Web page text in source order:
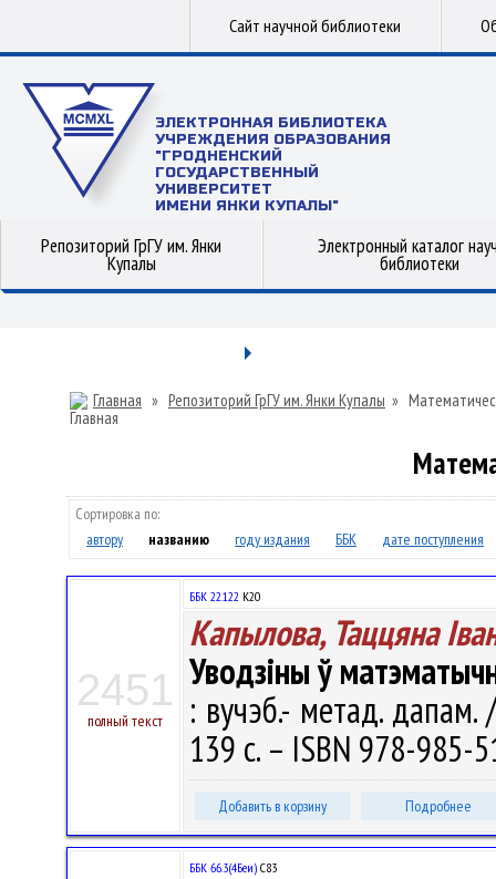
Сайт научной библиотеки
ЭЛЕКТРОННАЯ БИБЛИОТЕКА
УЧРЕЖДЕНИЯ ОБРАЗОВАНИЯ
"ГРОДНЕНСКИЙ
ГОСУДАРСТВЕННЫЙ
УНИВЕРСИТЕТ
ИМЕНИ ЯНКИ КУПАЛЫ"
Репозиторий ГрГУ им. Янки
Купалы
Электронный каталог
библиотеки
Главная » Репозиторий ГрГУ им. Янки Купалы »
Сортировка по:
автору
названию году издания ББК дате поступления
2451
полный текст
ББК 22.122 К20
Капылова, Таццяна
Уводзіны ў
: вучэб.- метад.
139 с. – ISBN 978-985-
Добавить в корзину Подробнее
ББК 66.3(4Беи) С83